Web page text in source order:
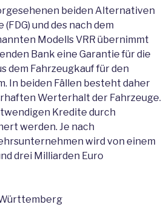
beiden Alternativen
und des nach dem
Modells VRR übernimmt
Bank eine Garantie für die
dem Fahrzeugkauf für den
In beiden Fällen besteht daher
Werterhalt der Fahrzeuge.
Kredite durch
werden. Je nach
wird von einem
drei Milliarden Euro